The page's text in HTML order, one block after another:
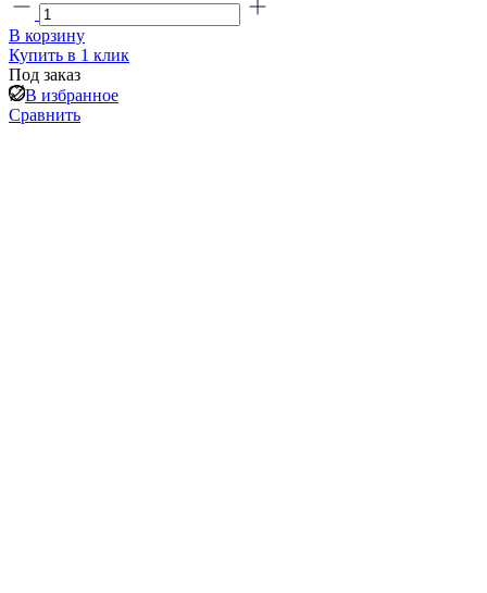
В корзину
Купить в 1 клик
Под заказ
В избранное
Сравнить